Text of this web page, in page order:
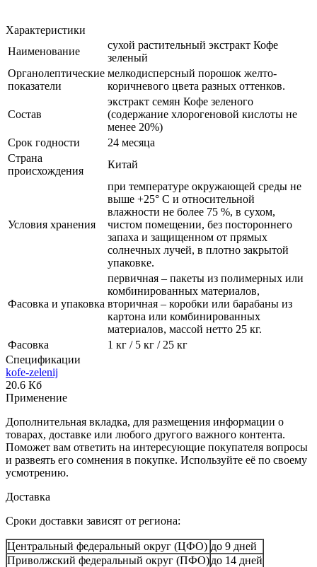
Характеристики
Наименование
сухой растительный экстракт Кофе
зеленый
Органолептические
показатели
мелкодисперсный порошок желто-
коричневого цвета разных оттенков.
Состав
экстракт семян Кофе зеленого
(содержание хлорогеновой кислоты не
менее 20%)
Срок годности
24 месяца
Страна
происхождения
Китай
Условия хранения
при температуре окружающей среды не
выше +25° С и относительной
влажности не более 75 %, в сухом,
чистом помещении, без постороннего
запаха и защищенном от прямых
солнечных лучей, в плотно закрытой
упаковке.
Фасовка и упаковка
первичная – пакеты из полимерных или
комбинированных материалов,
вторичная – коробки или барабаны из
картона или комбинированных
материалов, массой нетто 25 кг.
Фасовка
1 кг / 5 кг / 25 кг
Спецификации
kofe-zelenij
20.6 Кб
Применение
Дополнительная вкладка, для размещения информации о
товарах, доставке или любого другого важного контента.
Поможет вам ответить на интересующие покупателя вопросы
и развеять его сомнения в покупке. Используйте её по своему
усмотрению.
Доставка
Сроки доставки зависят от региона:
Центральный федеральный округ (ЦФО) до 9 дней
Приволжский федеральный округ (ПФО)до 14 дней